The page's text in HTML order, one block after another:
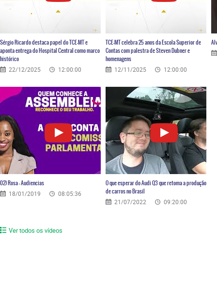
Sérgio Ricardo destaca papel do TCE-MT e
aponta entrega do Hospital Central como marco
histórico
22/12/2025 12:00:00
TCE-MT celebra 25 anos da Escola Superior de
Contas com palestra de Steven Dubner e
homenagens
12/11/2025 12:00:00
02) Rosa – Audiencias
18/01/2019 08:05:36
O que esperar do Audi Q3 que retoma a produção
de carros no Brasil
21/07/2022 09:20:00
Ver todos os vídeos